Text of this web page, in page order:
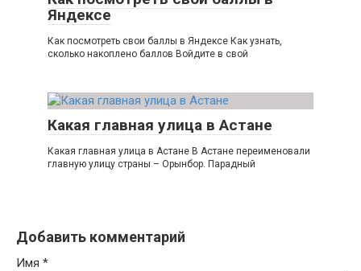
Яндексе
Как посмотреть свои баллы в Яндексе Как узнать,
сколько накоплено баллов Войдите в свой
Какая главная улица в Астане
Какая главная улица в Астане В Астане переименовали
главную улицу страны – Орынбор. Парадный
Добавить комментарий
Имя *